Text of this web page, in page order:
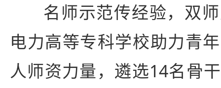
名师示范传经验，双
电力高等专科学校助力青
人师资力量，遴选14名骨